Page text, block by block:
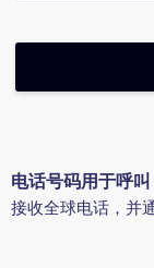
电话号码用于呼
接收全球电话，并